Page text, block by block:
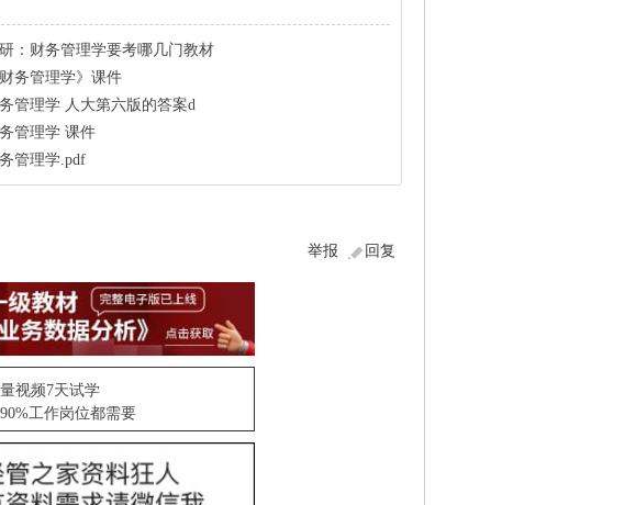
：财务管理学要考哪几门教材
财务管理学》课件
管理学 人大第六版的答案d
管理学 课件
管理学.pdf
回复
举报
视频7天试学
工作岗位都需要